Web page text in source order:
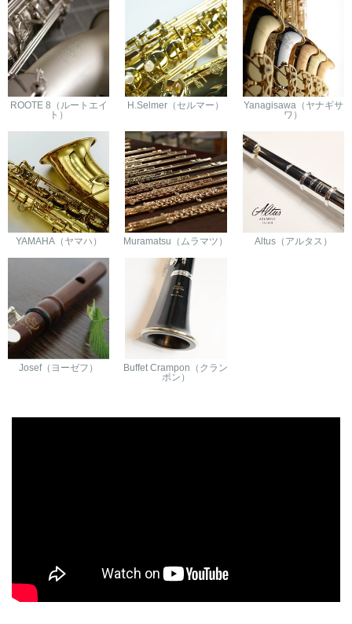
ROOTE 8（ルートエイ
ト）
H.Selmer（セルマー）
Yanagisawa（ヤナギサ
ワ）
YAMAHA（ヤマハ） Muramatsu（ムラマツ） Altus（アルタス）
Josef（ヨーゼフ）
Buffet Crampon（クラン
ポン）